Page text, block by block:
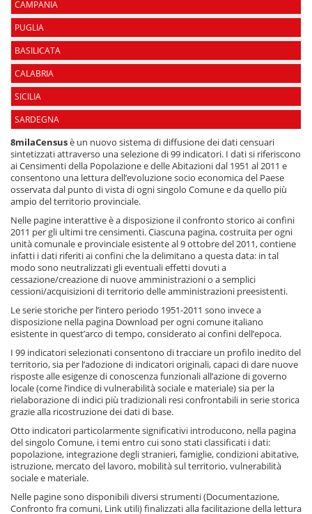
CAMPANIA
PUGLIA
BASILICATA
CALABRIA
SICILIA
SARDEGNA
8milaCensusè un nuovo sistema di diffusione dei dati censuari
sintetizzati attraverso una selezione di 99 indicatori. I dati si riferiscono
ai Censimenti della Popolazione e delle Abitazioni dal 1951 al 2011 e
consentono una lettura dell’evoluzione socio economica del Paese
osservata dal punto di vista di ogni singolo Comune e da quello più
ampio del territorio provinciale.
Nelle pagine interattive è a disposizione il confronto storico ai confini
2011 per gli ultimi tre censimenti. Ciascuna pagina, costruita per ogni
unità comunale e provinciale esistente al 9 ottobre del 2011, contiene
infatti i dati riferiti ai confini che la delimitano a questa data: in tal
modo sono neutralizzati gli eventuali effetti dovuti a
cessazione/creazione di nuove amministrazioni o a semplici
cessioni/acquisizioni di territorio delle amministrazioni preesistenti.
Le serie storiche per l’intero periodo 1951-2011 sono invece a
disposizione nella pagina Download per ogni comune italiano
esistente in quest’arco di tempo, considerato ai confini dell’epoca.
I 99 indicatori selezionati consentono di tracciare un profilo inedito del
territorio, sia per l’adozione di indicatori originali, capaci di dare nuove
risposte alle esigenze di conoscenza funzionali all’azione di governo
locale (come l’indice di vulnerabilità sociale e materiale) sia per la
rielaborazione di indici più tradizionali resi confrontabili in serie storica
grazie alla ricostruzione dei dati di base.
Otto indicatori particolarmente significativi introducono, nella pagina
del singolo Comune, i temi entro cui sono stati classificati i dati:
popolazione, integrazione degli stranieri, famiglie, condizioni abitative,
istruzione, mercato del lavoro, mobilità sul territorio, vulnerabilità
sociale e materiale.
Nelle pagine sono disponibili diversi strumenti (Documentazione,
Confronto fra comuni, Link utili) finalizzati alla facilitazione della lettura